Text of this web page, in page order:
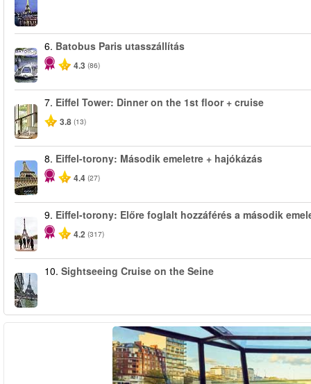
6. Batobus Paris utasszállítás
4.3 (86)
7. Eiffel Tower: Dinner on the 1st floor + cruise
3.8 (13)
8. Eiffel-torony: Második emeletre + hajókázás
4.4 (27)
9. Eiffel-torony: Előre foglalt hozzáférés a második
4.2 (317)
10. Sightseeing Cruise on the Seine